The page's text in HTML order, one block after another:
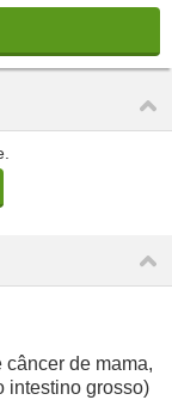
de mama,
intestino grosso)